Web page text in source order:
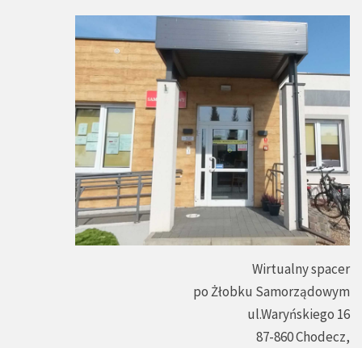
Wirtualny spacer
po Żłobku Samorządowym
ul.Waryńskiego 16
87-860 Chodecz,